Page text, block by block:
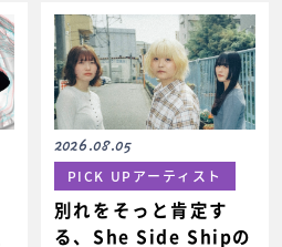
2026.08.05
PICK UPアーティスト
別れをそっと肯定す
る、She Side Shipの